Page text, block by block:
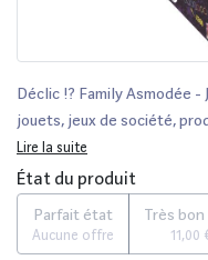
Déclic !? Family Asmodée -
jouets, jeux de société,
Univers Playmobil, Légo,
marques de puériculture :
Babybjörn...
Lire la suite
État du produit
Parfait état
Aucune offre
Très
11,00